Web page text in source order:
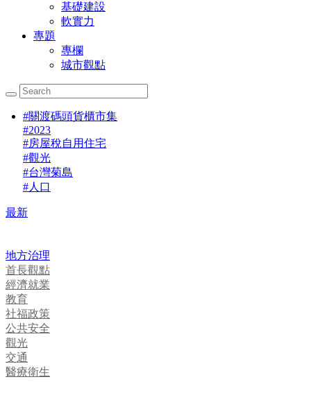
基礎建設
軟實力
專題
專欄
城市觀點
#關渡碼頭貨櫃市集
#2023
#房屋稅自用住宅
#觀光
#台灣菊島
#人口
最新
地方治理
首長觀點
經濟就業
教育
社福政策
公共安全
觀光
交通
醫療衛生